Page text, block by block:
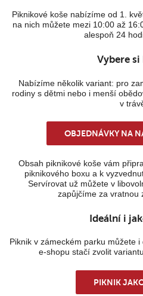
Piknikové koše nabízíme od 1.
na nich můžete mezi 10:00 až
alespoň 24
Vybere si
Nabízíme několik variant: pro
rodiny s dětmi nebo i menší
v
OBJEDNÁVKY NA
Obsah piknikové koše vám
piknikového boxu a k
Servírovat už můžete v
zapůjčíme za vratnou
Ideální i
Piknik v zámeckém parku můžete
e-shopu stačí zvolit
PIKNIK